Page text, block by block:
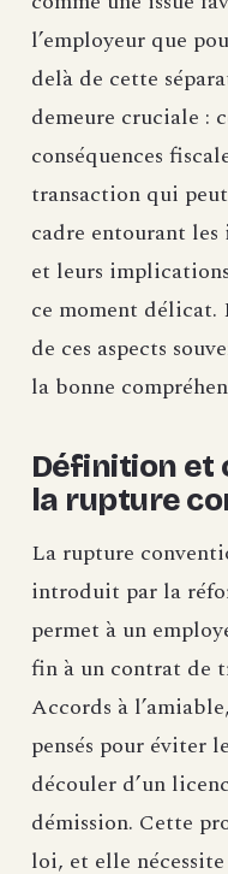
l’employeur que
delà de cette
demeure cruciale :
conséquences
transaction qui
cadre entourant
et leurs
ce moment délicat.
de ces aspects
la bonne
Définition et
la rupture
La rupture
introduit par la
permet à un
fin à un contrat de
Accords à
pensés pour éviter
découler d’un
démission. Cette
loi, et elle